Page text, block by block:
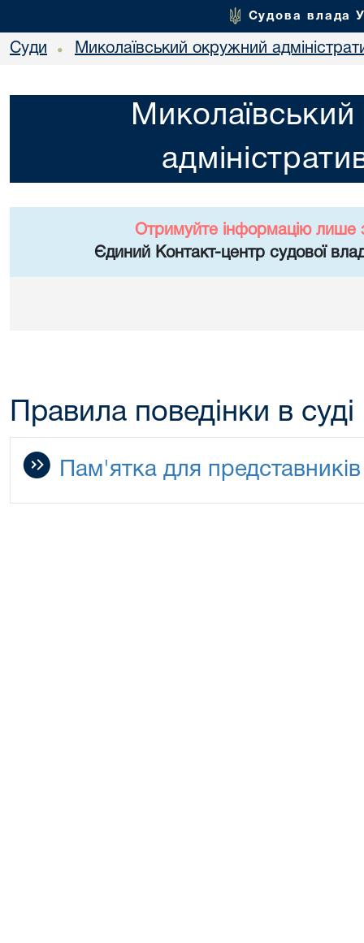
Судова влада
Суди • Миколаївський окружний
Отримуйте інформацію лише
Єдиний Контакт-центр судової
Правила поведінки в суді
Пам'ятка для